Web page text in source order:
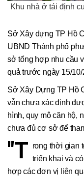
Khu nhà ở tái định
Sở Xây dựng TP Hồ
UBND Thành phố
sở tổng hợp nhu cầu
quả trước ngày 15/10/
Sở Xây Dựng TP Hồ
vẫn chưa xác định
hình, quy mô căn hộ,
chưa đủ cơ sở để
"T rong thời gian
triển khai và
hợp các đơn vị liên